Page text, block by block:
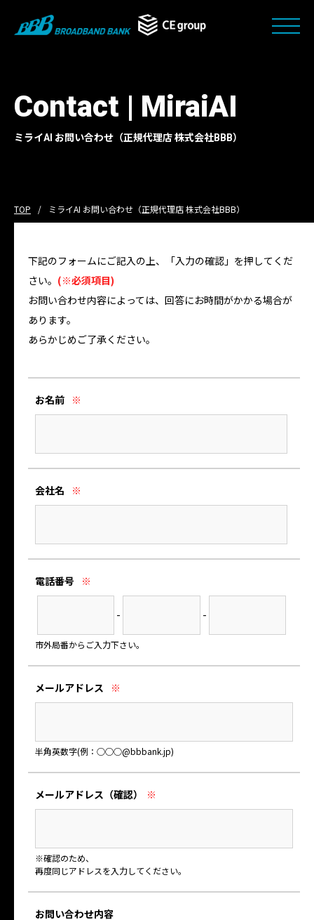
Contact | MiraiAI
ミライAI お問い合わせ（正規代理店 株式会社BBB）
TOP ミライAI お問い合わせ（正規代理店 株式会社BBB）
下記のフォームにご記入の上、「入力の確認」を押してくだ
さい。 (※必須項目)
お問い合わせ内容によっては、回答にお時間がかかる場合が
あります。
あらかじめご了承ください。
お名前 ※
会社名 ※
電話番号 ※
- -
市外局番からご入力下さい。
メールアドレス ※
半角英数字(例：○○○@bbbank.jp)
メールアドレス （確認） ※
※確認のため、
再度同じアドレスを入力してください。
お問い合わせ内容